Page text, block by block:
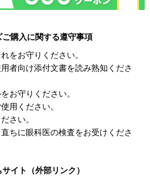
購入に関する遵守事項
をお守りください。
者向け添付文書を読み熟知くださ
お守りください。
用ください。
さい。
ちに眼科医の検査をお受けくださ
イト（外部リンク）